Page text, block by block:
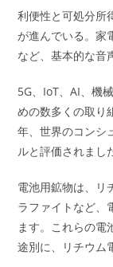
利便性と可処分所
が進んでいる。家
など、基本的な音
5G、IoT、AI、機
めの数多くの取り
年、世界のコンシ
ルと評価されまし
電池用鉱物は、リ
ラファイトなど、
ます。これらの電
途別に、リチウム